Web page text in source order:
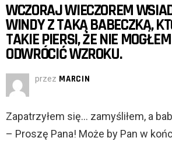
WCZORAJ WIECZOREM
WINDY Z TAKĄ BABECZKĄ,
TAKIE PIERSI, ŻE NIE
ODWRÓCIĆ WZROKU.
przez MARCIN
Zapatrzyłem się… zamyśliłem, a
– Proszę Pana! Może by Pan w